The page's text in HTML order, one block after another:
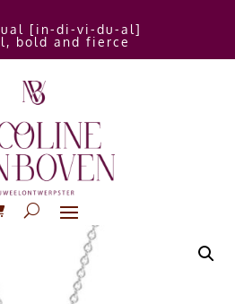
[in-di-vi-du-al]
bold and fierce